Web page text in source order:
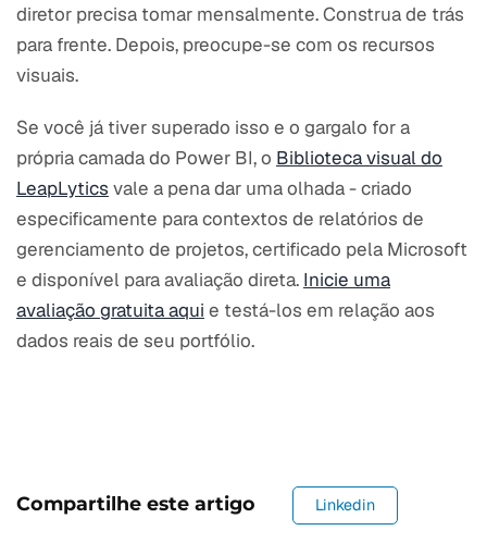
diretor precisa tomar mensalmente. Construa de trás
para frente. Depois, preocupe-se com os recursos
visuais.
Se você já tiver superado isso e o gargalo for a
própria camada do Power BI, o Biblioteca visual do
LeapLytics vale a pena dar uma olhada - criado
especificamente para contextos de relatórios de
gerenciamento de projetos, certificado pela Microsoft
e disponível para avaliação direta. Inicie uma
avaliação gratuita aqui e testá-los em relação aos
dados reais de seu portfólio.
Compartilhe este artigo Linkedin